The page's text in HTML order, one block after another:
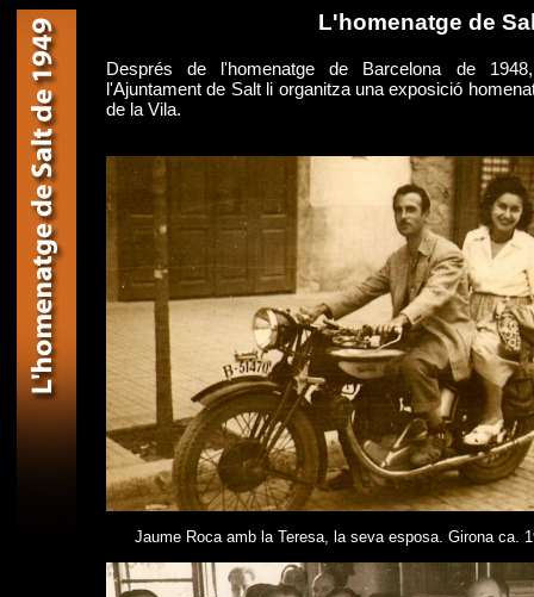
L'homenatge de
Després de l'homenatge de Barcelona de
l'Ajuntament de Salt li organitza una exposició
de la Vila.
Jaume Roca amb la Teresa, la seva esposa. Girona ca.